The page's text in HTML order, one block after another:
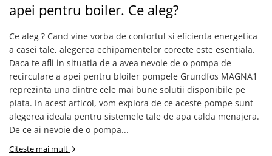
apei pentru boiler. Ce aleg?
Ce aleg ? Cand vine vorba de confortul si eficienta energetica
a casei tale, alegerea echipamentelor corecte este esentiala.
Daca te afli in situatia de a avea nevoie de o pompa de
recirculare a apei pentru bloiler pompele Grundfos MAGNA1
reprezinta una dintre cele mai bune solutii disponibile pe
piata. In acest articol, vom explora de ce aceste pompe sunt
alegerea ideala pentru sistemele tale de apa calda menajera.
De ce ai nevoie de o pompa...
Citeste mai mult